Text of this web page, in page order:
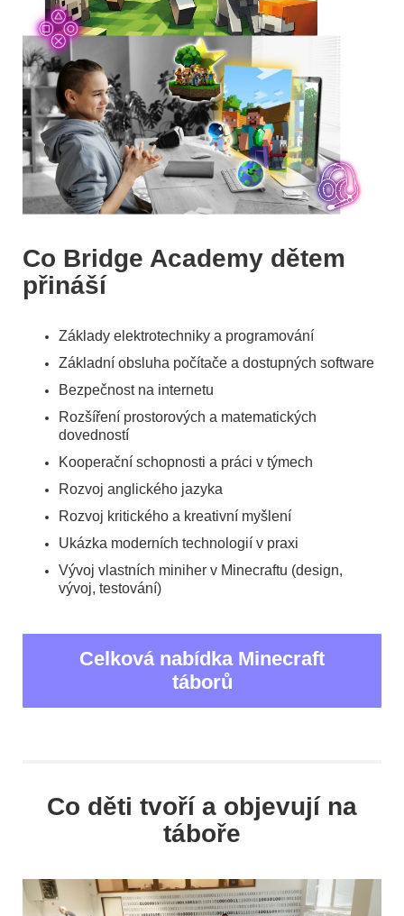
Co Bridge Academy dětem
přináší
Základy elektrotechniky a programování
Základní obsluha počítače a dostupných software
Bezpečnost na internetu
Rozšíření prostorových a matematických
dovedností
Kooperační schopnosti a práci v týmech
Rozvoj anglického jazyka
Rozvoj kritického a kreativní myšlení
Ukázka moderních technologií v praxi
Vývoj vlastních miniher v Minecraftu (design,
vývoj, testování)
Celková nabídka Minecraft
táborů
Co děti tvoří a objevují na
táboře